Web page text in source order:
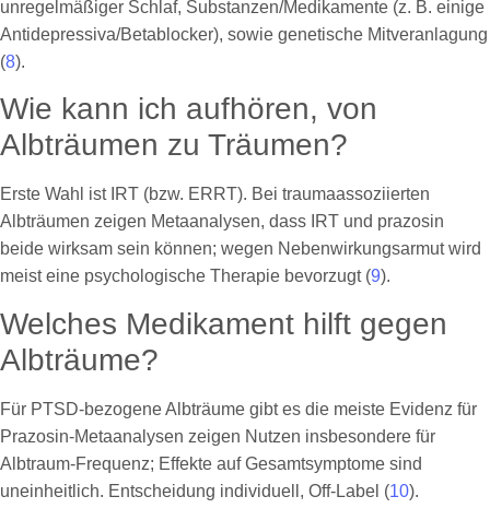
unregelmäßiger Schlaf, Substanzen/Medikamente (z. B. einige
Antidepressiva/Betablocker), sowie genetische Mitveranlagung
(8).
Wie kann ich aufhören, von
Albträumen zu Träumen?
Erste Wahl ist IRT (bzw. ERRT). Bei traumaassoziierten
Albträumen zeigen Metaanalysen, dass IRT und prazosin
beide wirksam sein können; wegen Nebenwirkungsarmut wird
meist eine psychologische Therapie bevorzugt (9).
Welches Medikament hilft gegen
Albträume?
Für PTSD-bezogene Albträume gibt es die meiste Evidenz für
Prazosin-Metaanalysen zeigen Nutzen insbesondere für
Albtraum-Frequenz; Effekte auf Gesamtsymptome sind
uneinheitlich. Entscheidung individuell, Off-Label (10).